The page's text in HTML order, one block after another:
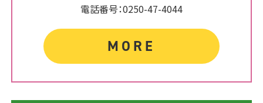
電話番号：0250-47-4044
MORE